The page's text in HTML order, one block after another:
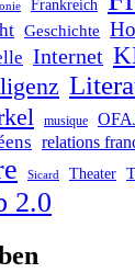
Frankreich
Geschichte
Internet
musique
relations
Sicard Theater
2.0